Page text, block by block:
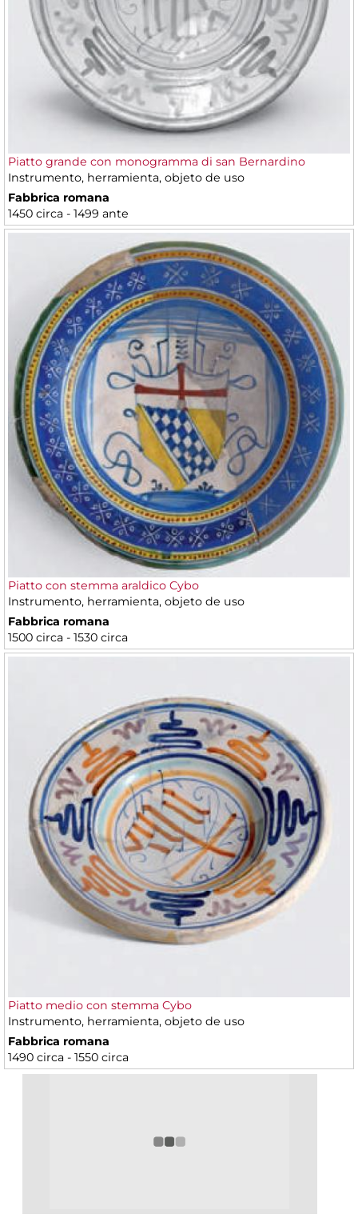
Piatto grande con monogramma di san Bernardino
Instrumento, herramienta, objeto de uso
Fabbrica romana
1450 circa - 1499 ante
Piatto con stemma araldico Cybo
Instrumento, herramienta, objeto de uso
Fabbrica romana
1500 circa - 1530 circa
Piatto medio con stemma Cybo
Instrumento, herramienta, objeto de uso
Fabbrica romana
1490 circa - 1550 circa